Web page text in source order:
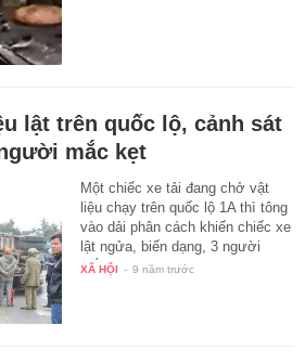
lật trên quốc lộ, cảnh sát
mắc kẹt
Một chiếc xe tải đang chở vật
liệu chạy trên quốc lộ 1A thì tông
vào dải phân cách khiến chiếc xe
lật ngửa, biến dạng, 3 người
mắc…
XÃ HỘI - 9 năm trước